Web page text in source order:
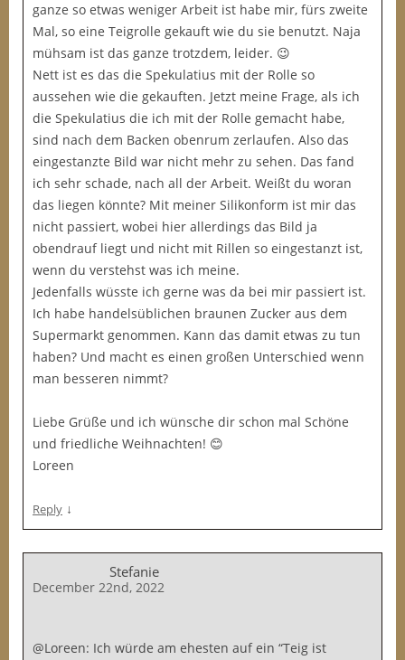
ganze so etwas weniger Arbeit ist habe mir, fürs zweite
Mal, so eine Teigrolle gekauft wie du sie benutzt. Naja
mühsam ist das ganze trotzdem, leider. 😉
Nett ist es das die Spekulatius mit der Rolle so
aussehen wie die gekauften. Jetzt meine Frage, als ich
die Spekulatius die ich mit der Rolle gemacht habe,
sind nach dem Backen obenrum zerlaufen. Also das
eingestanzte Bild war nicht mehr zu sehen. Das fand
ich sehr schade, nach all der Arbeit. Weißt du woran
das liegen könnte? Mit meiner Silikonform ist mir das
nicht passiert, wobei hier allerdings das Bild ja
obendrauf liegt und nicht mit Rillen so eingestanzt ist,
wenn du verstehst was ich meine.
Jedenfalls wüsste ich gerne was da bei mir passiert ist.
Ich habe handelsüblichen braunen Zucker aus dem
Supermarkt genommen. Kann das damit etwas zu tun
haben? Und macht es einen großen Unterschied wenn
man besseren nimmt?
Liebe Grüße und ich wünsche dir schon mal Schöne
und friedliche Weihnachten! 😊
Loreen
Reply ↓
Stefanie
December 22nd, 2022
@Loreen: Ich würde am ehesten auf ein “Teig ist